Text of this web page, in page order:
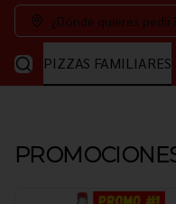
¿Dónde quieres pedir?
PIZZAS FAMILIARES